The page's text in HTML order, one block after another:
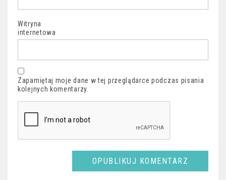
Witryna
internetowa
Zapamiętaj moje dane w tej przeglądarce podczas pisania
kolejnych komentarzy.